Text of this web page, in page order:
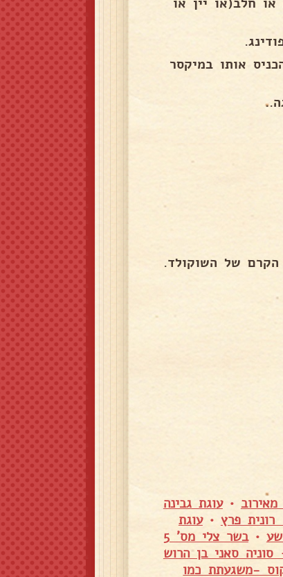
אותו במיקסר
של השוקולד.
•עוגת גבינה
פרץ •עוגת
•
בשר צלי מס' 5
סאני בן הרוש
-משגעתת כמו